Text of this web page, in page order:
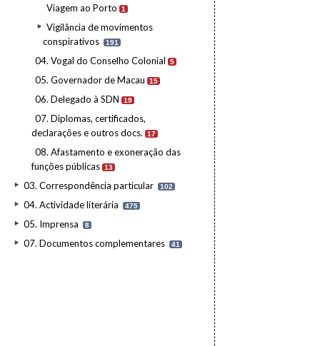
Viagem ao Porto 1
Vigilância de movimentos
conspirativos
191
04. Vogal do Conselho Colonial 5
05. Governador de Macau 15
06. Delegado à SDN 19
07. Diplomas, certificados,
declarações e outros docs.
17
08. Afastamento e exoneração das
funções públicas 13
03. Correspondência particular 102
04. Actividade literária 475
05. Imprensa 8
07. Documentos complementares 41